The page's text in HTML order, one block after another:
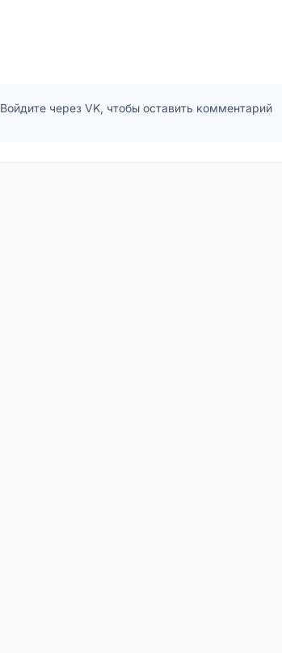
Войдите через VK, чтобы оставить комментарий